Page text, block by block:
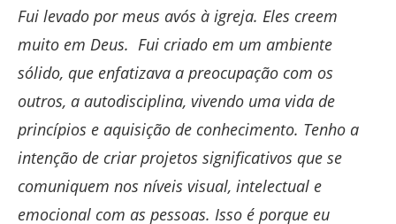
Fui levado por meus avós à igreja. Eles creem
muito em Deus. Fui criado em um ambiente
sólido, que enfatizava a preocupação com os
outros, a autodisciplina, vivendo uma vida de
princípios e aquisição de conhecimento. Tenho a
intenção de criar projetos significativos que se
comuniquem nos níveis visual, intelectual e
emocional com as pessoas. Isso é porque eu